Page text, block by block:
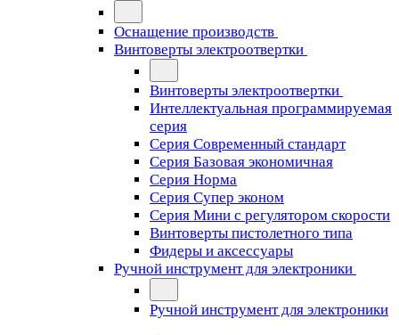
Оснащение производств
Винтоверты электроотвертки
Винтоверты электроотвертки
Интеллектуальная программируемая
серия
Серия Современный стандарт
Серия Базовая экономичная
Серия Норма
Серия Cупер эконом
Серия Мини с регулятором скорости
Винтоверты пистолетного типа
Фидеры и аксессуары
Ручной инструмент для электроники
Ручной инструмент для электроники